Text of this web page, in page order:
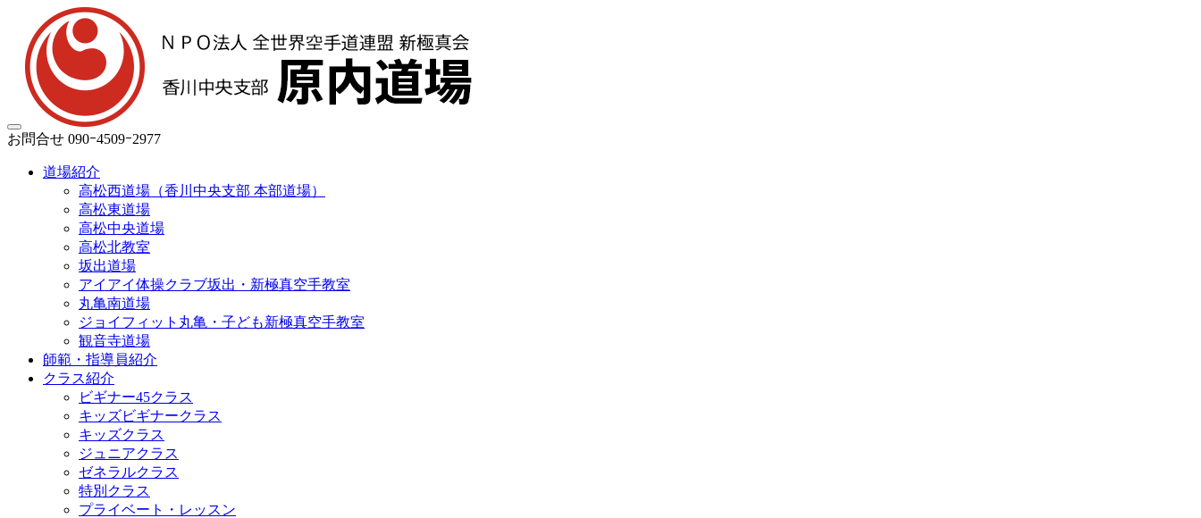
お問合せ 090ｰ4509ｰ2977
道場紹介
高松西道場（香川中央支部 本部道場）
高松東道場
高松中央道場
高松北教室
坂出道場
アイアイ体操クラブ坂出・新極真空手教室
丸亀南道場
ジョイフィット丸亀・子ども新極真空手教室
観音寺道場
師範・指導員紹介
クラス紹介
ビギナー45クラス
キッズビギナークラス
キッズクラス
ジュニアクラス
ゼネラルクラス
特別クラス
プライベート・レッスン